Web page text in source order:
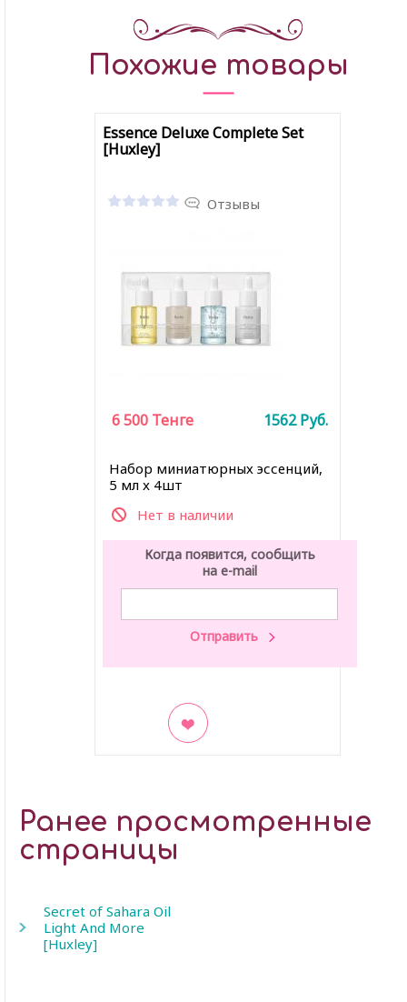
Похожие товары
Essence Deluxe Complete Set
[Huxley]
Отзывы
Набор миниатюрных эссенций,
5 мл x 4шт
Нет в наличии
6 500 Тенге 1562Руб.
Когда появится, сообщить
на e-mail
Ранее просмотренные
страницы
Secret of Sahara Oil
Light And More
[Huxley]